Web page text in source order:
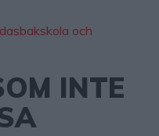
och
INTE